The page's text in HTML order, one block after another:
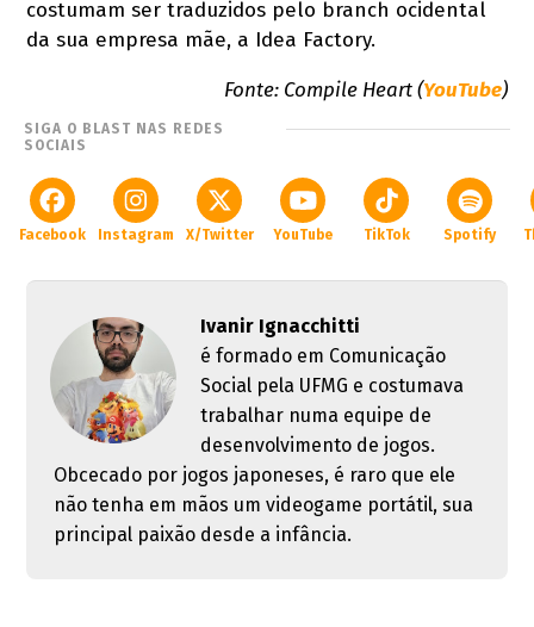
costumam ser traduzidos pelo branch ocidental
da sua empresa mãe, a Idea Factory.
Fonte: Compile Heart (YouTube)
SIGA O BLAST NAS REDES
SOCIAIS
Facebook Instagram X/Twitter YouTube TikTok Spotify
Ivanir Ignacchitti
é formado em Comunicação
Social pela UFMG e costumava
trabalhar numa equipe de
desenvolvimento de jogos.
Obcecado por jogos japoneses, é raro que ele
não tenha em mãos um videogame portátil, sua
principal paixão desde a infância.